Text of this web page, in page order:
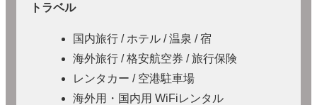
トラベル
国内旅行 / ホテル / 温泉 / 宿
海外旅行 / 格安航空券 / 旅行保険
レンタカー / 空港駐車場
海外用・国内用 WiFiレンタル